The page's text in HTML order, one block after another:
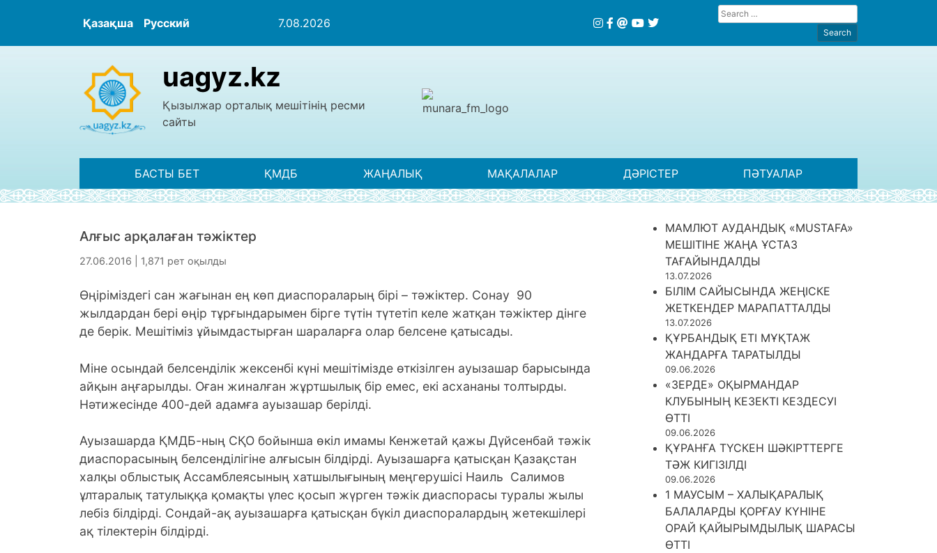
Қазақша Русский 7.08.2026
uagyz.kz
Қызылжар орталық мешітінің ресми
сайты
БАСТЫ БЕТ ҚМДБ ЖАҢАЛЫҚ МАҚАЛАЛАР ДӘРІСТЕР ПӘТУАЛАР
Алғыс арқалаған тәжіктер
27.06.2016 | 1,871 рет оқылды
Өңіріміздегі сан жағынан ең көп диаспораларың бірі – тәжіктер. Сонау 90
жылдардан бері өңір тұрғындарымен бірге түтін түтетіп келе жатқан тәжіктер дінге
де берік. Мешітіміз ұйымдастырған шараларға олар белсене қатысады.
Міне осындай белсенділік жексенбі күні мешітімізде өткізілген ауызашар барысында
айқын аңғарылды. Оған жиналған жұртшылық бір емес, екі асхананы толтырды.
Нәтижесінде 400-дей адамға ауызашар берілді.
Ауызашарда ҚМДБ-ның СҚО бойынша өкіл имамы Кенжетай қажы Дүйсенбай тәжік
диаспорасының белсенділігіне алғысын білдірді. Ауызашарға қатысқан Қазақстан
халқы облыстық Ассамблеясының хатшылығының меңгерушісі Наиль Салимов
ұлтаралық татулыққа қомақты үлес қосып жүрген тәжік диаспорасы туралы жылы
лебіз білдірді. Сондай-ақ ауызашарға қатысқан бүкіл диаспоралардың жетекшілері
ақ тілектерін білдірді.
МАМЛЮТ АУДАНДЫҚ «MUSTAFA»
МЕШІТІНЕ ЖАҢА ҰСТАЗ
ТАҒАЙЫНДАЛДЫ
13.07.2026
БІЛІМ САЙЫСЫНДА ЖЕҢІСКЕ
ЖЕТКЕНДЕР МАРАПАТТАЛДЫ
13.07.2026
ҚҰРБАНДЫҚ ЕТІ МҰҚТАЖ
ЖАНДАРҒА ТАРАТЫЛДЫ
09.06.2026
«ЗЕРДЕ» ОҚЫРМАНДАР
КЛУБЫНЫҢ КЕЗЕКТІ КЕЗДЕСУІ
ӨТТІ
09.06.2026
ҚҰРАНҒА ТҮСКЕН ШӘКІРТТЕРГЕ
ТӘЖ КИГІЗІЛДІ
09.06.2026
1 МАУСЫМ – ХАЛЫҚАРАЛЫҚ
БАЛАЛАРДЫ ҚОРҒАУ КҮНІНЕ
ОРАЙ ҚАЙЫРЫМДЫЛЫҚ ШАРАСЫ
ӨТТІ